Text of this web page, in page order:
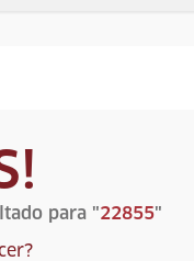
para "22855"